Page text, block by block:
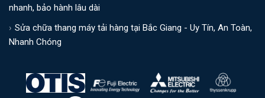
nhanh, bảo hành lâu dài
Sửa chữa thang máy tải hàng tại Bắc Giang - Uy Tín, An Toàn,
Nhanh Chóng